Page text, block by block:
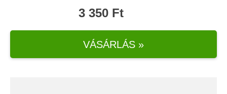
3 350 Ft
VÁSÁRLÁS »